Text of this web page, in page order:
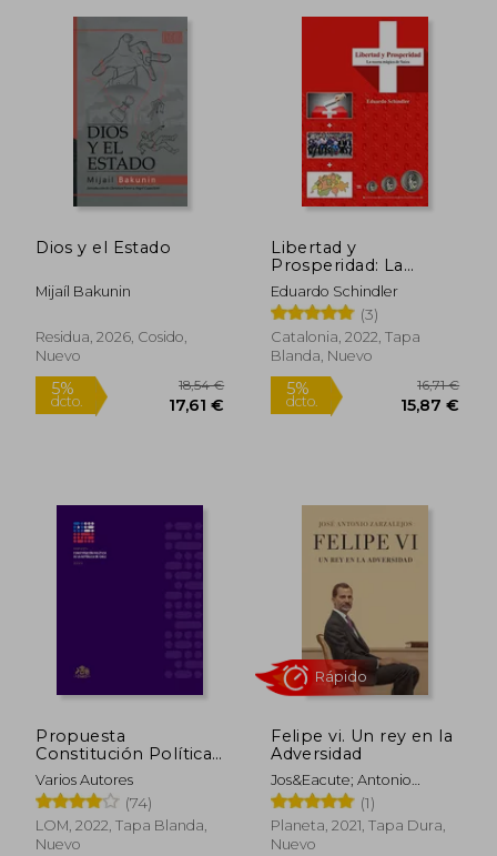
5%
dcto.
Dios y el Estado
Mijaíl Bakunin
Residua, 2026, Cosido,
Nuevo
Libertad y
Prosperidad: La
Receta Mágica de
Suiza
Eduardo Schindler
(3)
Catalonia, 2022, Tapa
Blanda, Nuevo
5%
dcto.
Propuesta
Constitución Política
de la República de
Chile 2022
Varios Autores
(74)
LOM, 2022, Tapa Blanda,
Nuevo
Felipe vi. Un rey en la
Adversidad
Jos&Eacute; Antonio
Zarzalejos
(1)
Planeta, 2021, Tapa Dura,
Nuevo